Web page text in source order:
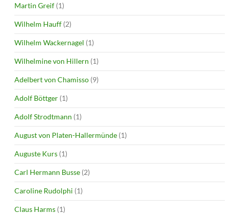
Martin Greif (1)
Wilhelm Hauff (2)
Wilhelm Wackernagel (1)
Wilhelmine von Hillern (1)
Adelbert von Chamisso (9)
Adolf Böttger (1)
Adolf Strodtmann (1)
August von Platen-Hallermünde (1)
Auguste Kurs (1)
Carl Hermann Busse (2)
Caroline Rudolphi (1)
Claus Harms (1)